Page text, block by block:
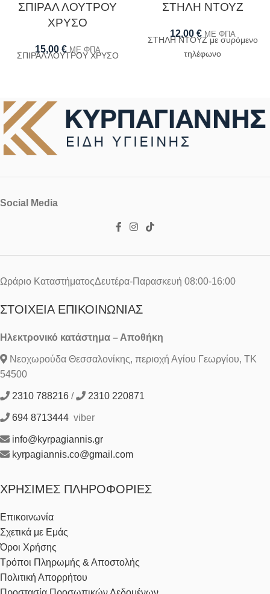
ΣΠΙΡΑΛ ΛΟΥΤΡΟΥ
ΧΡΥΣΟ
15,00 € ΜΕ ΦΠΑ
ΣΠΙΡΑΛ ΛΟΥΤΡΟΥ ΧΡΥΣΟ
ΣΤΗΛΗ ΝΤΟΥΖ
12,00 € ΜΕ ΦΠΑ
ΣΤΗΛΗ ΝΤΟΥΖ με συρόμενο
τηλέφωνο
Social Media
Ωράριο ΚαταστήματοςΔευτέρα-Παρασκευή 08:00-16:00
ΣΤΟΙΧΕΊΑ ΕΠΙΚΟΙΝΩΝΊΑΣ
Ηλεκτρονικό κατάστημα – Αποθήκη
Νεοχωρούδα Θεσσαλονίκης, περιοχή Αγίου Γεωργίου, ΤΚ
54500
2310 788216 / 2310 220871
694 8713444 viber
info@kyrpagiannis.gr
kyrpagiannis.co@gmail.com
ΧΡΉΣΙΜΕΣ ΠΛΗΡΟΦΟΡΊΕΣ
Επικοινωνία
Σχετικά με Εμάς
Όροι Χρήσης
Τρόποι Πληρωμής & Αποστολής
Πολιτική Απορρήτου